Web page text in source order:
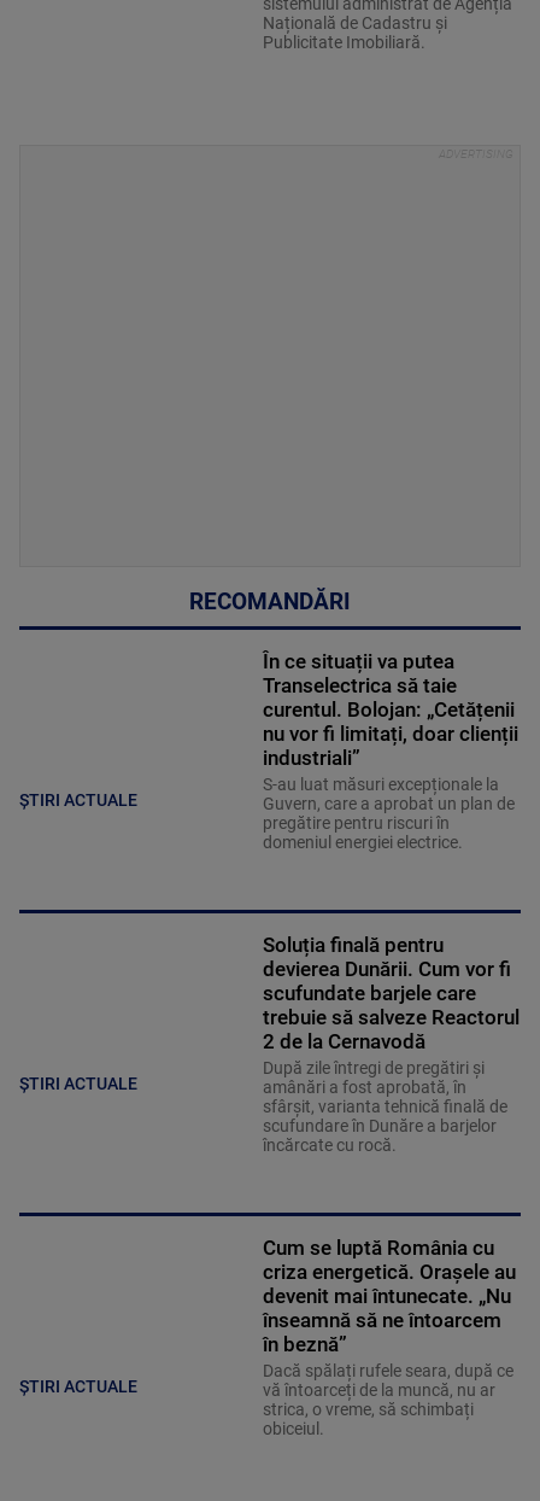
Națională de Cadastru și
Publicitate Imobiliară.
RECOMANDĂRI
ȘTIRI ACTUALE
În ce situații va putea
Transelectrica să taie
curentul. Bolojan: „Cetățenii
nu vor fi limitați, doar clienții
industriali”
S-au luat măsuri excepționale la
Guvern, care a aprobat un plan de
pregătire pentru riscuri în
domeniul energiei electrice.
ȘTIRI ACTUALE
Soluția finală pentru
devierea Dunării. Cum vor fi
scufundate barjele care
trebuie să salveze Reactorul
2 de la Cernavodă
După zile întregi de pregătiri și
amânări a fost aprobată, în
sfârșit, varianta tehnică finală de
scufundare în Dunăre a barjelor
încărcate cu rocă.
ȘTIRI ACTUALE
Cum se luptă România cu
criza energetică. Orașele au
devenit mai întunecate. „Nu
înseamnă să ne întoarcem
în beznă”
Dacă spălați rufele seara, după ce
vă întoarceți de la muncă, nu ar
strica, o vreme, să schimbați
obiceiul.